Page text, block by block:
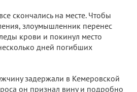
скончались на месте. Чтобы
злоумышленник перенес
крови и покинул место
дней погибших
задержали в Кемеровской
он признал вину и подробно